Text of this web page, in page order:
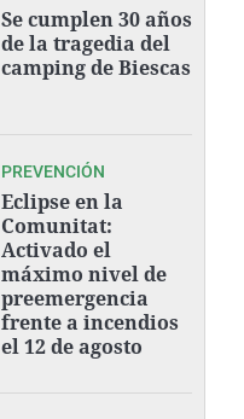
Se cumplen 30 años
de la tragedia del
camping de Biescas
PREVENCIÓN
Eclipse en la
Comunitat:
Activado el
máximo nivel de
preemergencia
frente a incendios
el 12 de agosto